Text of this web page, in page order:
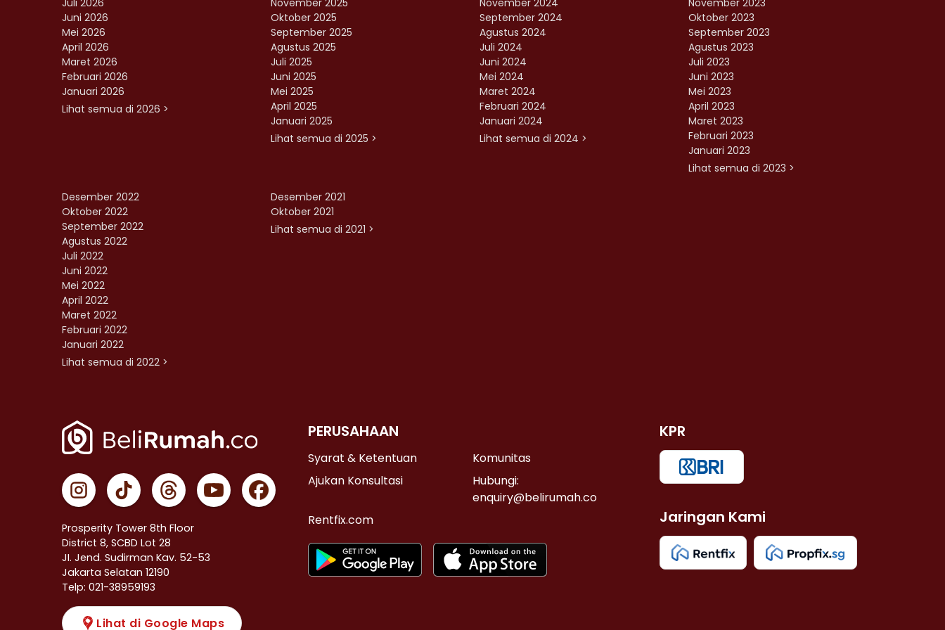
Juli 2026
Juni 2026
Mei 2026
April 2026
Maret 2026
Februari 2026
Januari 2026
Lihat semua di 2026 >
November 2025
Oktober 2025
September 2025
Agustus 2025
Juli 2025
Juni 2025
Mei 2025
April 2025
Januari 2025
Lihat semua di 2025 >
November 2024
September 2024
Agustus 2024
Juli 2024
Juni 2024
Mei 2024
Maret 2024
Februari 2024
Januari 2024
Lihat semua di 2024 >
November 2023
Oktober 2023
September 2023
Agustus 2023
Juli 2023
Juni 2023
Mei 2023
April 2023
Maret 2023
Februari 2023
Januari 2023
Lihat semua di 2023 >
Desember 2022
Oktober 2022
September 2022
Agustus 2022
Juli 2022
Juni 2022
Mei 2022
April 2022
Maret 2022
Februari 2022
Januari 2022
Lihat semua di 2022 >
Desember 2021
Oktober 2021
Lihat semua di 2021 >
Prosperity Tower 8th Floor
District 8, SCBD Lot 28
JI. Jend. Sudirman Kav. 52-53
Jakarta Selatan 12190
Telp: 021-38959193
Lihat di Google Maps
PERUSAHAAN
Syarat & Ketentuan
Komunitas
Ajukan Konsultasi
Hubungi:
enquiry@belirumah.co
Rentfix.com
KPR
Jaringan Kami